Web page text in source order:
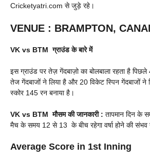
Cricketyatri.com से जुड़े रहे।
VENUE : BRAMPTON,
VK vs BTMग्राउंड के बारे में
इस ग्राउंड पर तेज़ गेंदबाज़ो का बोलबाला रहता है
तेज गेंदबाजों ने लिया है और 20 विकेट स्पिन गेंदबाजों
स्कोर 145 रन बनाया है।
VK vs BTMमौसम की जानकारी : तापमान दिन के
मैच के समय 12 से 13 के बीच रहेगा वर्षा होने की संभव
Average Score in 1st Inning